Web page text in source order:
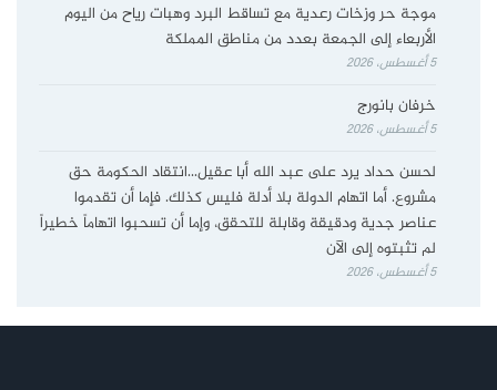
موجة حر وزخات رعدية مع تساقط البرد وهبات رياح من اليوم
الأربعاء إلى الجمعة بعدد من مناطق المملكة
5 أغسطس، 2026
خرفان بانورج
5 أغسطس، 2026
لحسن حداد يرد على عبد الله أبا عقيل…انتقاد الحكومة حق
مشروع. أما اتهام الدولة بلا أدلة فليس كذلك. فإما أن تقدموا
عناصر جدية ودقيقة وقابلة للتحقق، وإما أن تسحبوا اتهاماً خطيراً
لم تثبتوه إلى الآن
5 أغسطس، 2026